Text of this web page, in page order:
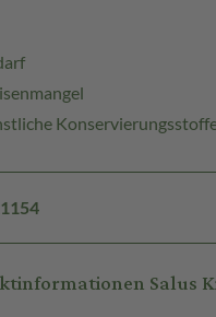
Salus